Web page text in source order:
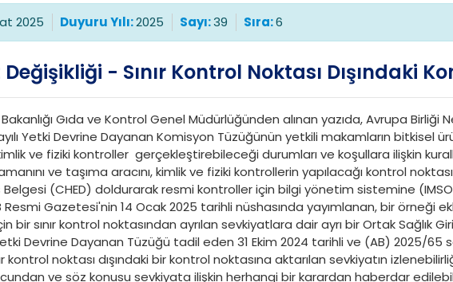
2025 Duyuru Yılı:2025 Sayı:39 Sıra:6
- Sınır Kontrol Noktası Dışındaki
Gıda ve Kontrol Genel Müdürlüğünden alınan yazıda, Avrupa
Yetki Devrine Dayanan Komisyon Tüzüğünün yetkili makamların bitkisel
ve fiziki kontroller gerçekleştirebileceği durumları ve koşullara ilişkin
ve taşıma aracını, kimlik ve fiziki kontrollerin yapılacağı kontrol
Belgesi (CHED) doldurarak resmi kontroller için bilgi yönetim sistemine
Resmi Gazetesi'nin 14 Ocak 2025 tarihli nüshasında yayımlanan, bir örneği
bir sınır kontrol noktasından ayrılan sevkiyatlara dair ayrı bir Ortak Sağlık
Yetki Devrine Dayanan Tüzüğü tadil eden 31 Ekim 2024 tarihli ve (AB) 2025/65
kontrol noktası dışındaki bir kontrol noktasına aktarılan sevkiyatın
ve söz konusu sevkiyata ilişkin herhangi bir karardan haberdar